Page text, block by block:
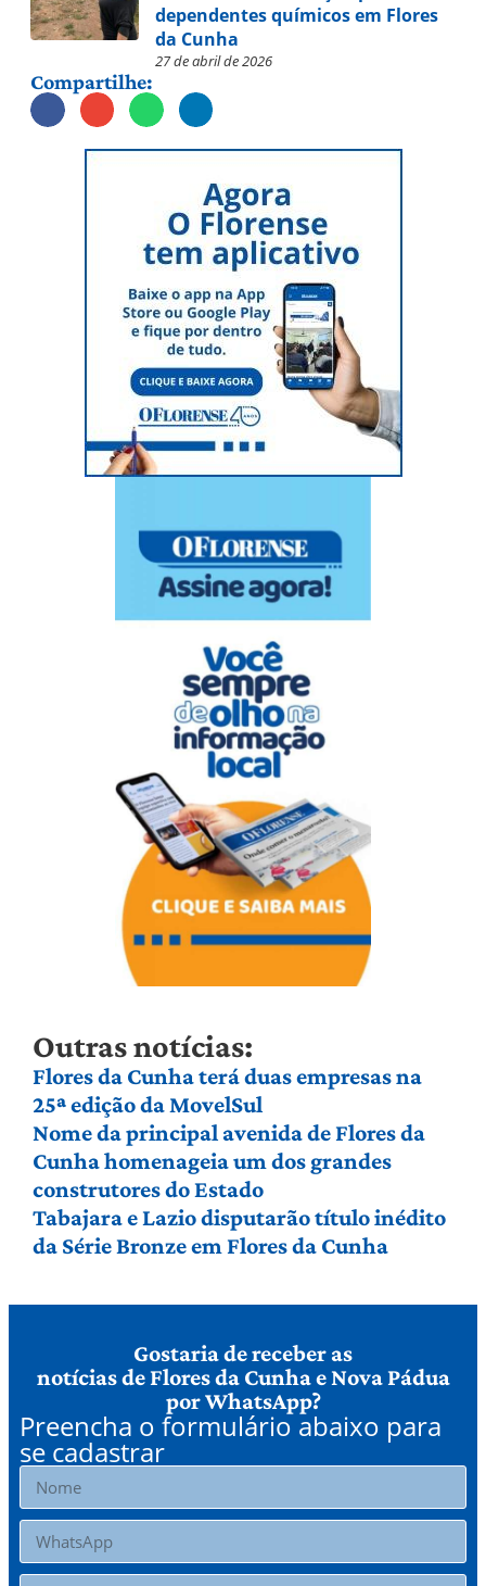
dependentes químicos em Flores
da Cunha
27 de abril de 2026
Compartilhe:
Outras notícias:
Flores da Cunha terá duas empresas na
25ª edição da MovelSul
Nome da principal avenida de Flores da
Cunha homenageia um dos grandes
construtores do Estado
Tabajara e Lazio disputarão título inédito
da Série Bronze em Flores da Cunha
Gostaria de receber as
notícias de Flores da Cunha e Nova Pádua
por WhatsApp?
Preencha o formulário abaixo para
se cadastrar